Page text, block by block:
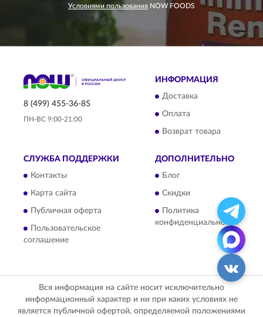
Условиями пользования NOW FOODS
8 (499) 455-36-85
ПН-ВС 9:00-21:00
ИНФОРМАЦИЯ
Доставка
Оплата
Возврат товара
СЛУЖБА ПОДДЕРЖКИ
Контакты
Карта сайта
Публичная оферта
Пользовательское
соглашение
ДОПОЛНИТЕЛЬНО
Блог
Скидки
Политика
конфиденциальности
Вся информация на сайте носит исключительно
информационный характер и ни при каких условиях не
является публичной офертой, определяемой положениями